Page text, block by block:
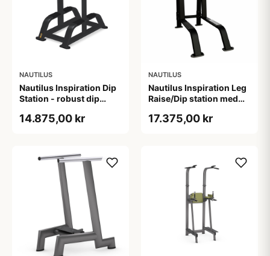
NAUTILUS
Nautilus Inspiration Dip
Station - robust dip
divergerende greb til
fitnesscenter og
performance-gym
14.875,00 kr
NAUTILUS
Nautilus Inspiration Leg
Raise/Dip station med
og polstrede puder, sort,
17.375,00 kr